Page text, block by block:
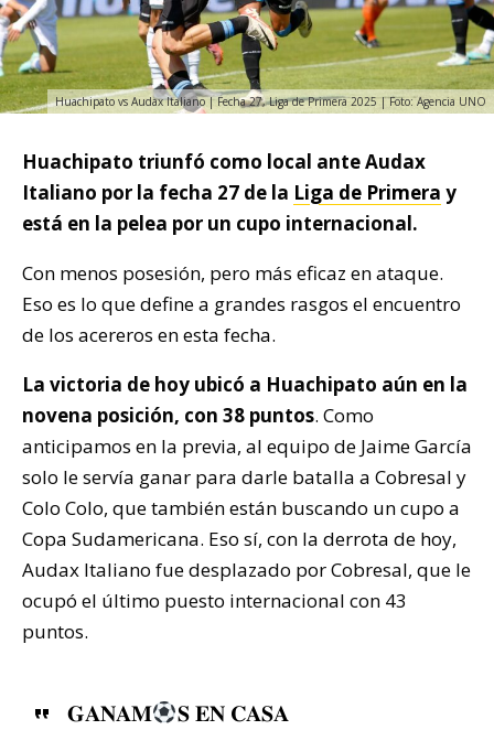
Huachipato vs Audax Italiano | Fecha 27, Liga de Primera 2025 | Foto: Agencia UNO
Huachipato triunfó como local ante Audax
Italiano por la fecha 27 de la Liga de Primera y
está en la pelea por un cupo internacional.
Con menos posesión, pero más eficaz en ataque.
Eso es lo que define a grandes rasgos el encuentro
de los acereros en esta fecha.
La victoria de hoy ubicó a Huachipato aún en la
novena posición, con 38 puntos. Como
anticipamos en la previa, al equipo de Jaime García
solo le servía ganar para darle batalla a Cobresal y
Colo Colo, que también están buscando un cupo a
Copa Sudamericana. Eso sí, con la derrota de hoy,
Audax Italiano fue desplazado por Cobresal, que le
ocupó el último puesto internacional con 43
puntos.
𝐆𝐀𝐍𝐀𝐌 𝐒 𝐄𝐍 𝐂𝐀𝐒𝐀